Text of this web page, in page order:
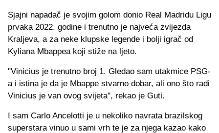
Sjajni napadač je svojim golom donio Real Madridu Ligu
prvaka 2022. godine i trenutno je najveća zvijezda
Kraljeva, a za neke klupske legende i bolji igrač od
Kyliana Mbappea koji stiže na ljeto.
"Vinicius je trenutno broj 1. Gledao sam utakmice PSG-
a i istina je da je Mbappe stvarno dobar, ali ono što radi
Vinicius je van ovog svijeta", rekao je Guti.
I sam Carlo Ancelotti je u nekoliko navrata brazilskog
superstara vinuo u sami vrh te je za njega kazao kako